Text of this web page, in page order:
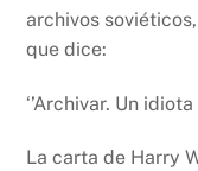
archivos
que dice:
‘’Archivar. Un
La carta de Harry